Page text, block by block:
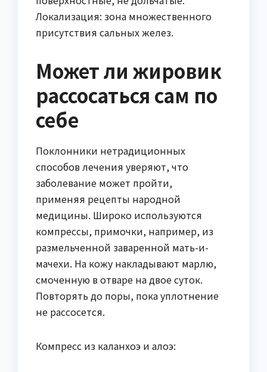
Локализация: зона множественного
присутствия сальных желез.
Может ли жировик
рассосаться сам по
себе
Поклонники нетрадиционных
способов лечения уверяют, что
заболевание может пройти,
применяя рецепты народной
медицины. Широко используются
компрессы, примочки, например, из
размельченной заваренной мать-и-
мачехи. На кожу накладывают марлю,
смоченную в отваре на двое суток.
Повторять до поры, пока уплотнение
не рассосется.
Компресс из каланхоэ и алоэ: